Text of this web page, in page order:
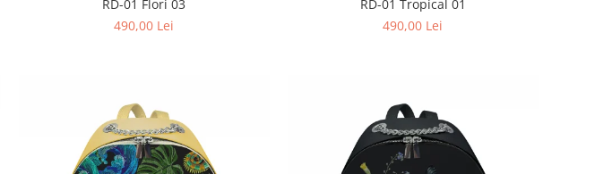
RD-01 Flori 03
490,00 Lei
RD-01 Tropical 01
490,00 Lei